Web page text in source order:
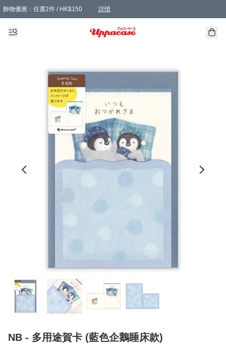
飾物優惠：任選2件 / HK$150 詳情
髮飾優惠：任選2件 / HK$100 詳情
精選襪子優惠：任選3對 / HK$115 詳情
滿額免運：本地訂單滿港幣350元可享免運費優惠
NB - 多用途賀卡 (藍色企鵝睡床款)